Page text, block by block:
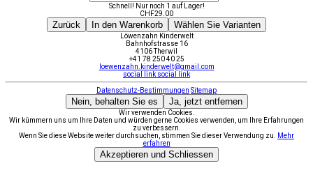
Schnell! Nur noch 1 auf Lager!
CHF29.00
Zurück In den Warenkorb Wählen Sie Varianten
Löwenzahn Kinderwelt
Bahnhofstrasse 16
4106 Therwil
+41 78 250 40 25
loewenzahn.kinderwelt@gmail.com
social link social link
Datenschutz-Bestimmungen Sitemap
Nein, behalten Sie es Ja, jetzt entfernen
Wir verwenden Cookies.
Wir kümmern uns um Ihre Daten und würden gerne Cookies verwenden, um Ihre Erfahrungen
zu verbessern.
Wenn Sie diese Website weiter durchsuchen, stimmen Sie dieser Verwendung zu.
Mehr
erfahren
Akzeptieren und Schliessen